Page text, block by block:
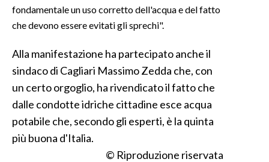
ABBONATI
ANNUNCI
NECROLOGI
PUBBLICITÀ
SPIAGGE
STORE
fondamentale un uso corretto dell'acqua e del fatto
che devono essere evitati gli sprechi".
Alla manifestazione ha partecipato anche il
sindaco di Cagliari Massimo Zedda che, con
un certo orgoglio, ha rivendicato il fatto che
dalle condotte idriche cittadine esce acqua
potabile che, secondo gli esperti, è la quinta
più buona d'Italia.
© Riproduzione riservata